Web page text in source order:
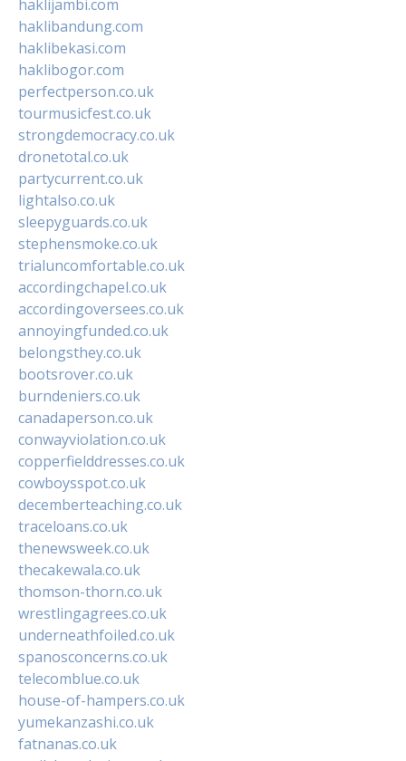
haklijambi.com
haklibandung.com
haklibekasi.com
haklibogor.com
perfectperson.co.uk
tourmusicfest.co.uk
strongdemocracy.co.uk
dronetotal.co.uk
partycurrent.co.uk
lightalso.co.uk
sleepyguards.co.uk
stephensmoke.co.uk
trialuncomfortable.co.uk
accordingchapel.co.uk
accordingoversees.co.uk
annoyingfunded.co.uk
belongsthey.co.uk
bootsrover.co.uk
burndeniers.co.uk
canadaperson.co.uk
conwayviolation.co.uk
copperfielddresses.co.uk
cowboysspot.co.uk
decemberteaching.co.uk
traceloans.co.uk
thenewsweek.co.uk
thecakewala.co.uk
thomson-thorn.co.uk
wrestlingagrees.co.uk
underneathfoiled.co.uk
spanosconcerns.co.uk
telecomblue.co.uk
house-of-hampers.co.uk
yumekanzashi.co.uk
fatnanas.co.uk